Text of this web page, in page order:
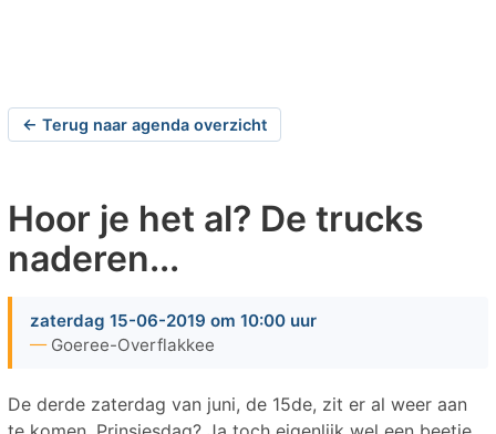
← Terug naar agenda overzicht
Hoor je het al? De trucks
naderen...
zaterdag 15-06-2019 om 10:00 uur
Goeree-Overflakkee
De derde zaterdag van juni, de 15de, zit er al weer aan